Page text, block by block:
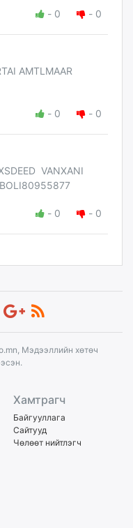
- 0 - 0
AMTLMAAR
- 0 - 0
VANXANI
BOLI80955877
- 0 - 0
Мэдээллийн хөтөч
Хамтрагч
Байгууллага
Сайтууд
Чөлөөт нийтлэгч